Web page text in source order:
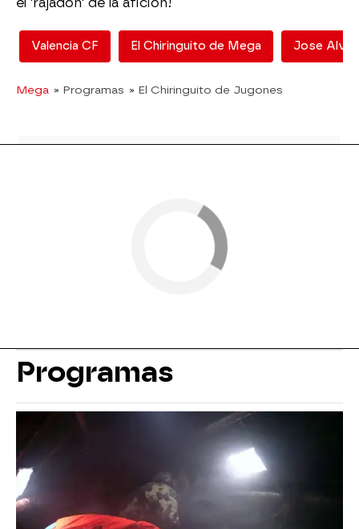
Valencia CF El Chiringuito de Mega Jose
Mega » Programas » El Chiringuito de Jugones
Programas